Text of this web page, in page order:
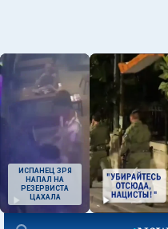
ИСПАНЕЦ ЗРЯ
НАПАЛ НА
РЕЗЕРВИСТА
ЦАХАЛА